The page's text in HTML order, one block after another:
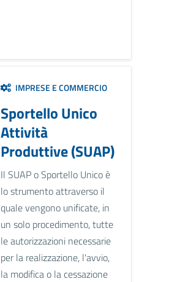
IMPRESE E COMMERCIO
Sportello Unico
Attività
Produttive (SUAP)
Il SUAP o Sportello Unico è
lo strumento attraverso il
quale vengono unificate, in
un solo procedimento, tutte
le autorizzazioni necessarie
per la realizzazione, l'avvio,
la modifica o la cessazione